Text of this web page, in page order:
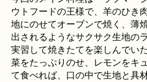
ウトフードの王様で、羊のひき
地にのせてオーブンで焼く、薄
出されるようなサクサク生地の
実習して焼きたてを楽しんでい
菜をたっぷりのせ、レモンをキ
て食べれば、口の中で生地と具